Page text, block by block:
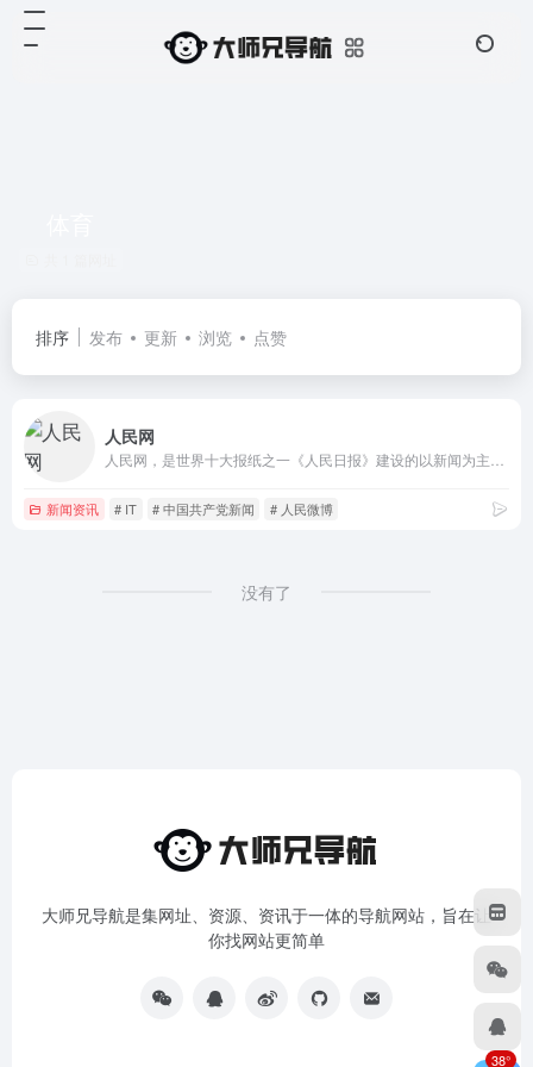
排序 发布 更新 浏览 点赞
人民网
新闻资讯 # IT # 中国共产党新闻 # 人民微博
没有了
大师兄导航是集网址、资源、资讯于一体的导航网站，旨在让
你找网站更简单
38°